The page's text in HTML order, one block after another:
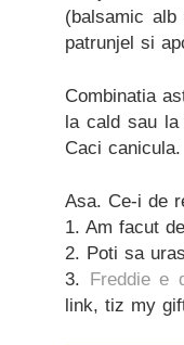
(balsamic
patrunjel si
Combinatia
la cald sau
Caci canicula.
Asa. Ce-i de
1. Am facut
2. Poti sa
3. Freddie e
link, tiz my